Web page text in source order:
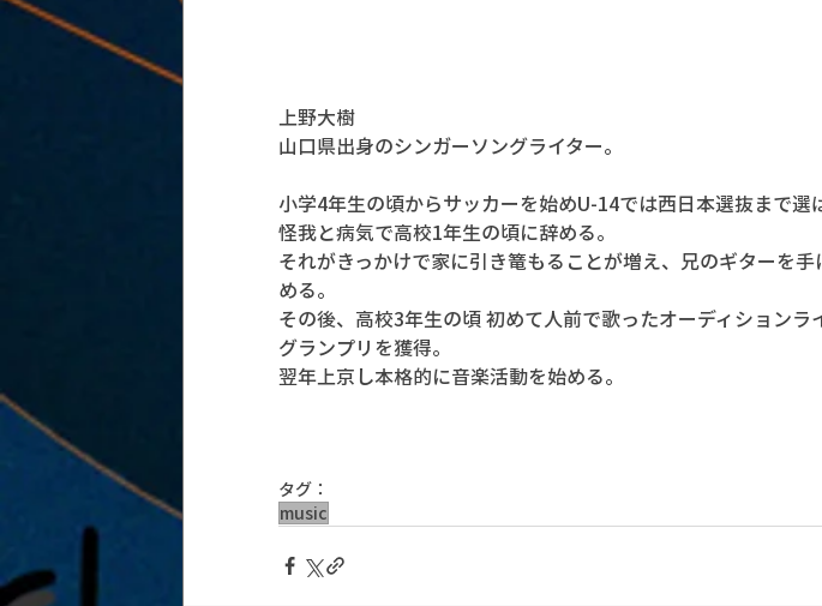
上野大樹
山口県出身のシンガーソングライター。
小学4年生の頃からサッカーを始めU-14では西日本選抜まで選
怪我と病気で高校1年生の頃に辞める。
それがきっかけで家に引き篭もることが増え、兄のギターを
める。
その後、高校3年生の頃 初めて人前で歌ったオーディションラ
グランプリを獲得。
翌年上京し本格的に音楽活動を始める。
タグ：
music